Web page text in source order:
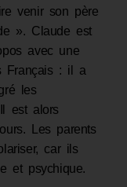
venir son père
». Claude est
avec une
Français : il a
les
est alors
Les parents
car ils
et psychique.